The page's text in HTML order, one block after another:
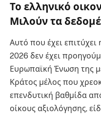
Το ελληνικό
Μιλούν τα
Αυτό που έχει
2026 δεν έχει
Ευρωπαϊκή Ένωση της
Κράτος μέλος που
επενδυτική βαθμίδα
οίκους αξιολόγησης,